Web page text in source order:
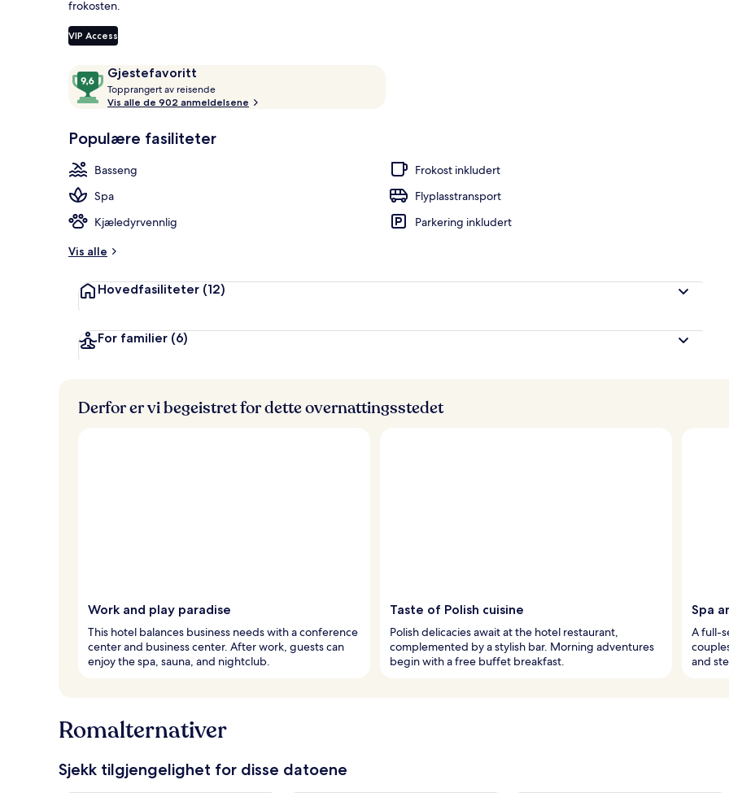
frokosten.
VIP Access
AnmeldelserGjestefavoritt
9,6
av
10,
Topprangert av reisende
o
v
e
Vis alle de 902 anmeldelsene
Populære fasiliteter
Basseng
Frokost inkludert
Spa
Flyplasstransport
Kjæledyrvennlig
Parkering inkludert
Vis alle
Hovedfasiliteter (12)
For familier (6)
Derfor er vi begeistret for dette overnattingsstedet
Work and play paradise
This hotel balances business needs with a conference
center and business center. After work, guests can
enjoy the spa, sauna, and nightclub.
Taste of Polish cuisine
Polish delicacies await at the hotel restaurant,
complemented by a stylish bar. Morning adventures
begin with a free buffet breakfast.
Spa
A full-
and
Romalternativer
Sjekk tilgjengelighet for disse datoene